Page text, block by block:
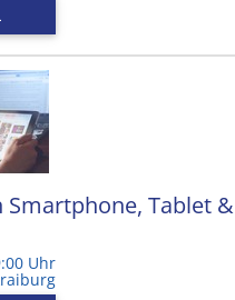
Smartphone, Tablet &
Uhr